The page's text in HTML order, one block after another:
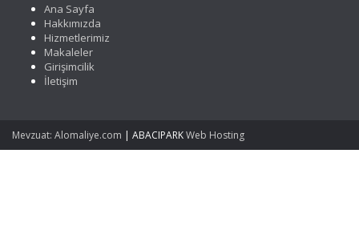
Ana Sayfa
Hakkımızda
Hizmetlerimiz
Makaleler
Girişimcilik
İletişim
Mevzuat: Alomaliye.com | ABACIPARKWeb Hosting